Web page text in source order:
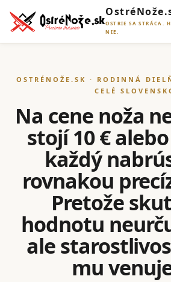
OSTRIE SA STRÁCA.
NIE.
OSTRÉNOŽE.SK · RODINNÁ
CELÉ
Na cene noža
stojí 10 € alebo
každý
rovnakou
Pretože
hodnotu
ale
mu